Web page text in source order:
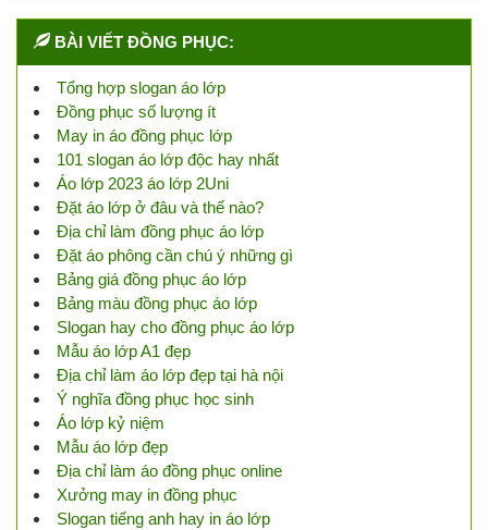
BÀI VIẾT ĐỒNG PHỤC:
Tổng hợp slogan áo lớp
Đồng phục số lượng ít
May in áo đồng phục lớp
101 slogan áo lớp độc hay nhất
Áo lớp 2023 áo lớp 2Uni
Đặt áo lớp ở đâu và thế nào?
Địa chỉ làm đồng phục áo lớp
Đặt áo phông cần chú ý những gì
Bảng giá đồng phục áo lớp
Bảng màu đồng phục áo lớp
Slogan hay cho đồng phục áo lớp
Mẫu áo lớp A1 đẹp
Địa chỉ làm áo lớp đẹp tại hà nội
Ý nghĩa đồng phục học sinh
Áo lớp kỷ niệm
Mẫu áo lớp đẹp
Địa chỉ làm áo đồng phục online
Xưởng may in đồng phục
Slogan tiếng anh hay in áo lớp